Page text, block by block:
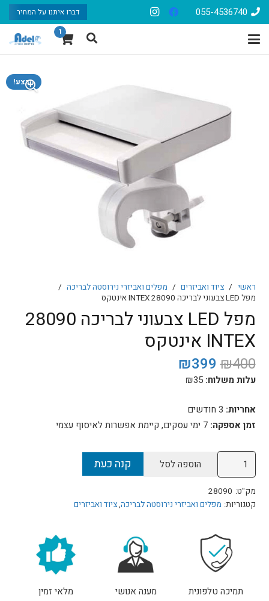
055-4536740 דברו איתנו על המחיר
1
מבצע!
ראשי / ציוד ואביזרים / מפלים ואביזרי נירוסטה לבריכה /
מפל LED צבעוני לבריכה 28090 INTEX אינטקס
מפל LED צבעוני לבריכה 28090
INTEX אינטקס
₪400 המחיר
המקורי
₪400.
₪399
עלות משלוח: ₪35
אחריות: 3 חודשים
זמן אספקה:7 ימי עסקים, קיימת אפשרות לאיסוף עצמי
כמות
של
מפל
LED
לבריכה
28090
הוספה לסל קנה כעת
מק"ט: 28090
קטגוריות: מפלים ואביזרי נירוסטה לבריכה,ציוד ואביזרים
תמיכה טלפונית מענה אנושי מלאי זמין